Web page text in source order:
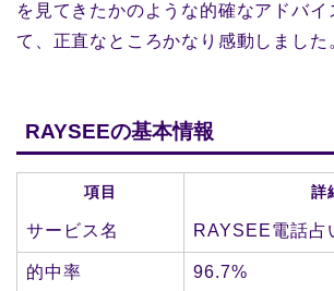
を見てきたかのような的確なアドバイ
て、正直なところかなり感動しました
RAYSEEの基本情報
項目 詳
サービス名 RAYSEE電話占
的中率 96.7%